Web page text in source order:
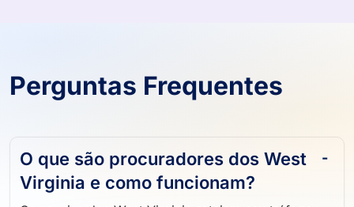
Perguntas Frequentes
O que são procuradores dos West
Virginia e como funcionam?